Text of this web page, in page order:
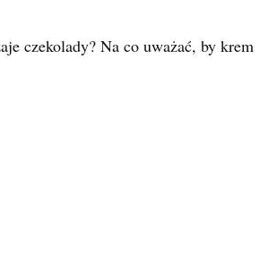
czekolady? Na co uważać, by krem